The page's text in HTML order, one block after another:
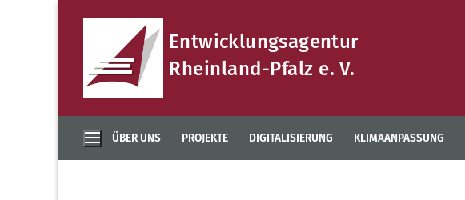
Entwicklungsagentur
Rheinland-Pfalz e. V.
ÜBER UNS PROJEKTE DIGITALISIERUNG KLIMAANPASSUNG